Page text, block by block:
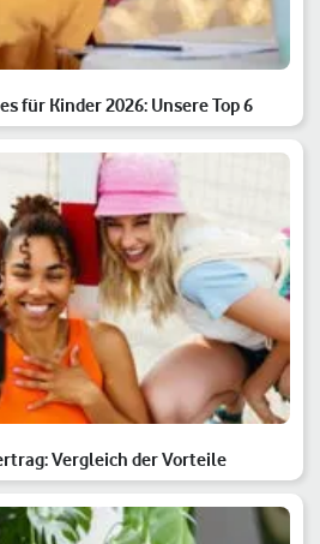
für Kinder 2026: Unsere Top 6
Vergleich der Vorteile